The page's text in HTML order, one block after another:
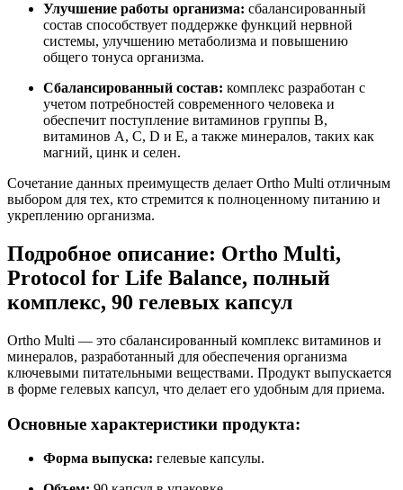
Улучшение работы организма: сбалансированный
состав способствует поддержке функций нервной
системы, улучшению метаболизма и повышению
общего тонуса организма.
Сбалансированный состав: комплекс разработан с
учетом потребностей современного человека и
обеспечит поступление витаминов группы B,
витаминов A, C, D и E, а также минералов, таких как
магний, цинк и селен.
Сочетание данных преимуществ делает Ortho Multi отличным
выбором для тех, кто стремится к полноценному питанию и
укреплению организма.
Подробное описание: Ortho Multi,
Protocol for Life Balance, полный
комплекс, 90 гелевых капсул
Ortho Multi — это сбалансированный комплекс витаминов и
минералов, разработанный для обеспечения организма
ключевыми питательными веществами. Продукт выпускается
в форме гелевых капсул, что делает его удобным для приема.
Основные характеристики продукта:
Форма выпуска: гелевые капсулы.